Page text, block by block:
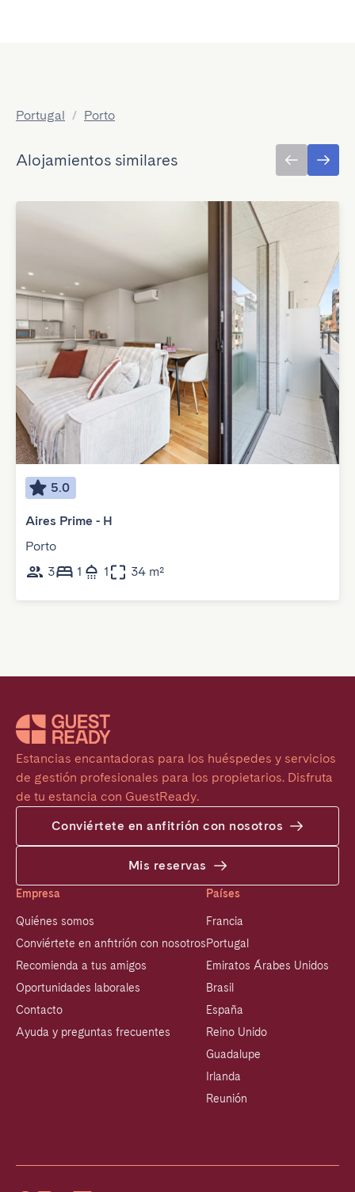
Portugal / Porto
Alojamientos similares
5.0
Aires Prime - H
Porto
3
1 1 34 m²
Estancias encantadoras para los huéspedes y servicios
de gestión profesionales para los propietarios. Disfruta
de tu estancia con GuestReady.
Conviértete en anfitrión con nosotros
Mis reservas
Empresa
Quiénes somos
Conviértete en anfitrión con nosotros
Recomienda a tus amigos
Oportunidades laborales
Contacto
Ayuda y preguntas frecuentes
Países
Francia
Portugal
Emiratos Árabes Unidos
Brasil
España
Reino Unido
Guadalupe
Irlanda
Reunión